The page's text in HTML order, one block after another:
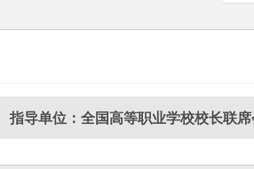
指导单位：全国高等职业学校校长联